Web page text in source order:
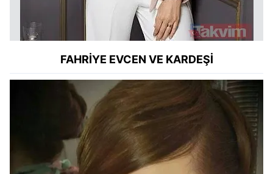
FAHRİYE EVCEN VE KARDEŞİ